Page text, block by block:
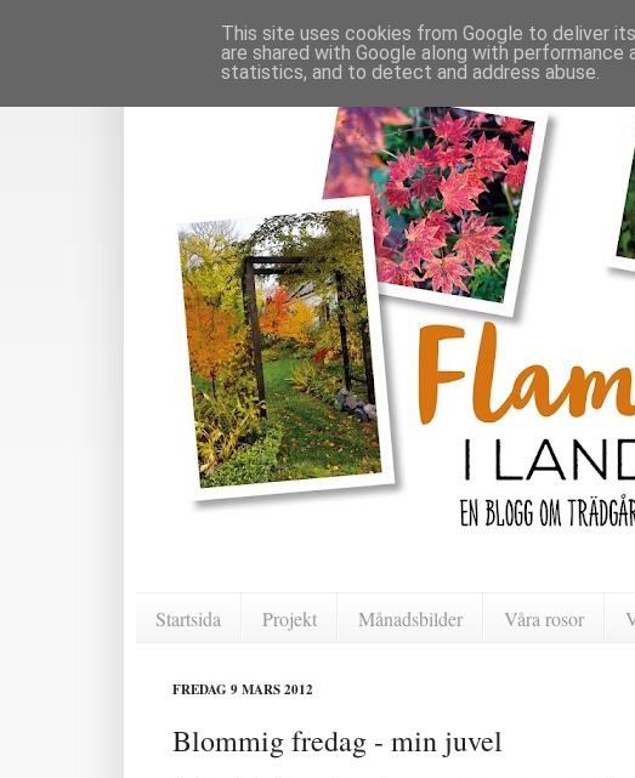
Startsida Projekt Månadsbilder Våra rosor
FREDAG 9 MARS 2012
Blommig fredag - min juvel
This site uses cookies from Google to deliver
are shared with Google along with
statistics, and to detect and address abuse.